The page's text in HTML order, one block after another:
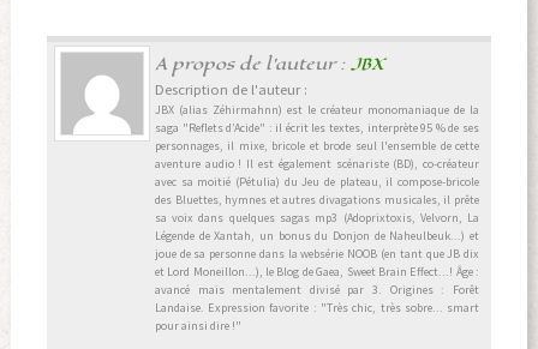
A propos de l'auteur :JBX
Description de l'auteur :
JBX (alias Zéhirmahnn) est le créateur monomaniaque de la
saga "Reflets d’Acide" : il écrit les textes, interprète 95 % de ses
personnages, il mixe, bricole et brode seul l'ensemble de cette
aventure audio ! Il est également scénariste (BD), co-créateur
avec sa moitié (Pétulia) du Jeu de plateau, il compose-bricole
des Bluettes, hymnes et autres divagations musicales, il prête
sa voix dans quelques sagas mp3 (Adoprixtoxis, Velvorn, La
Légende de Xantah, un bonus du Donjon de Naheulbeuk...) et
joue de sa personne dans la websérie NOOB (en tant que JB dix
et Lord Moneillon...), le Blog de Gaea, Sweet Brain Effect...! Âge :
avancé mais mentalement divisé par 3. Origines : Forêt
Landaise. Expression favorite : "Très chic, très sobre... smart
pour ainsi dire !"